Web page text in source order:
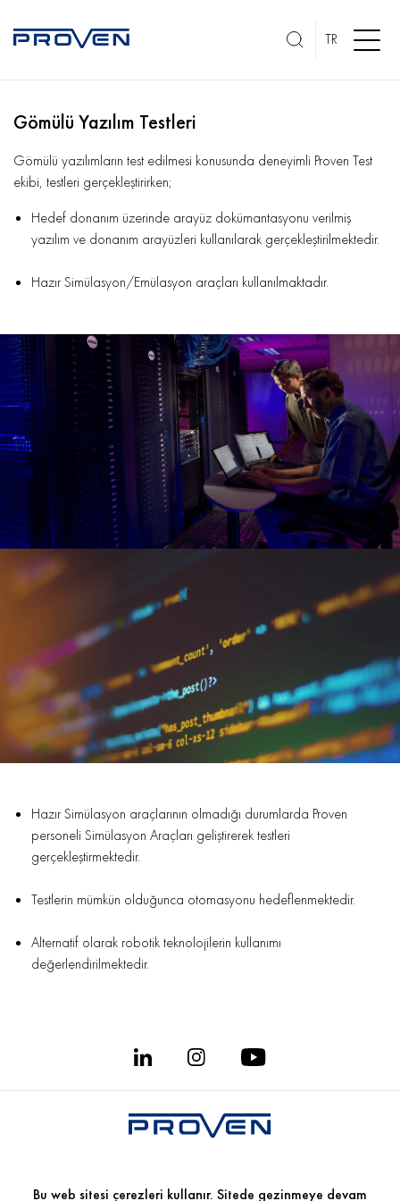
TR
Gömülü Yazılım Testleri
Gömülü yazılımların test edilmesi konusunda deneyimli Proven Test
ekibi, testleri gerçekleştirirken;
Hedef donanım üzerinde arayüz dokümantasyonu verilmiş
yazılım ve donanım arayüzleri kullanılarak gerçekleştirilmektedir.
Hazır Simülasyon/Emülasyon araçları kullanılmaktadır.
Hazır Simülasyon araçlarının olmadığı durumlarda Proven
personeli Simülasyon Araçları geliştirerek testleri
gerçekleştirmektedir.
Testlerin mümkün olduğunca otomasyonu hedeflenmektedir.
Alternatif olarak robotik teknolojilerin kullanımı
değerlendirilmektedir.
Bu web sitesi çerezleri kullanır. Sitede gezinmeye devam